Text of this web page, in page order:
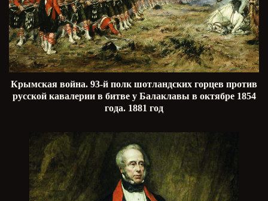
Крымская война. 93-й полк шотландских горцев против
русской кавалерии в битве у Балаклавы в октябре 1854
года. 1881 год